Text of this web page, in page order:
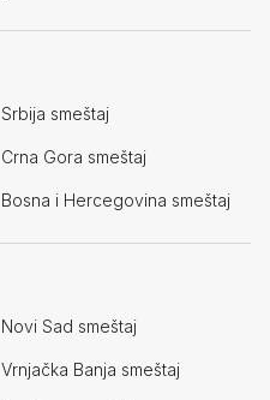
Srbija smeštaj
Crna Gora smeštaj
Bosna i Hercegovina smeštaj
Novi Sad smeštaj
Vrnjačka Banja smeštaj